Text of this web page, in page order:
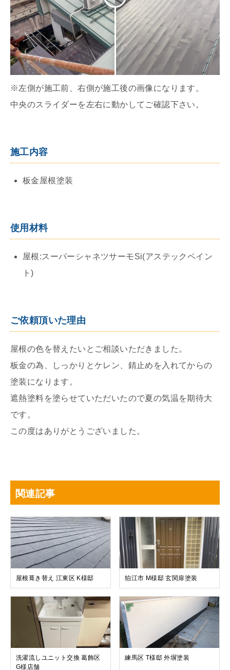
※左側が施工前、右側が施工後の画像になります。
中央のスライダーを左右に動かしてご確認下さい。
施工内容
板金屋根塗装
使用材料
屋根:スーパーシャネツサーモSi(アステックペイン
ト)
ご依頼頂いた理由
屋根の色を替えたいとご相談いただきました。
板金の為、しっかりとケレン、錆止めを入れてからの
塗装になります。
遮熱塗料を塗らせていただいたので夏の気温を期待大
です。
この度はありがとうございました。
関連記事
屋根葺き替え 江東区 K様邸 狛江市 M様邸 玄関扉塗装
洗濯流しユニット交換 葛飾区
G様店舗
練馬区 T様邸 外塀塗装